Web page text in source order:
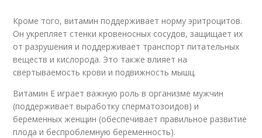
Кроме того, витамин поддерживает норму эритроцитов.
Он укрепляет стенки кровеносных сосудов, защищает их
от разрушения и поддерживает транспорт питательных
веществ и кислорода. Это также влияет на
свертываемость крови и подвижность мышц.
Витамин Е играет важную роль в организме мужчин
(поддерживает выработку сперматозоидов) и
беременных женщин (обеспечивает правильное развитие
плода и беспроблемную беременность).